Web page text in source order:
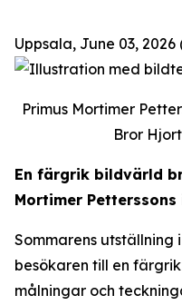
Uppsala, June 03, 2026
Primus Mortimer
Bror
En färgrik bildvärld
Mortimer Petterssons
Sommarens utställning
besökaren till en
målningar och